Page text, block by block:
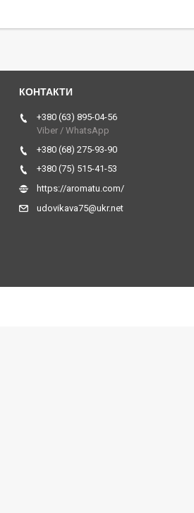
+380 (63) 895-04-56
Viber / WhatsApp
+380 (68) 275-93-90
+380 (75) 515-41-53
https://aromatu.com/
udovikava75@ukr.net